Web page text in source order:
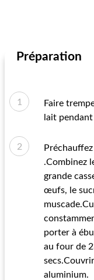
Préparation
Faire
lait
.Combinez
grande
œufs, le
porter à
au four de
aluminium.